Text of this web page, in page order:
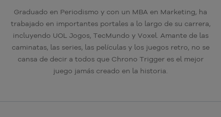
Graduado en Periodismo y con un MBA en Marketing, ha
trabajado en importantes portales a lo largo de su carrera,
incluyendo UOL Jogos, TecMundo y Voxel. Amante de las
caminatas, las series, las películas y los juegos retro, no se
cansa de decir a todos que Chrono Trigger es el mejor
juego jamás creado en la historia.